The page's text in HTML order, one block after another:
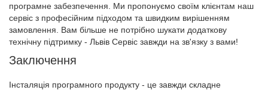
програмне забезпечення. Ми пропонуємо своїм клієнтам наш
сервіс з професійним підходом та швидким вирішенням
замовлення. Вам більше не потрібно шукати додаткову
технічну підтримку - Львів Сервіс завжди на зв'язку з вами!
Заключення
Інсталяція програмного продукту - це завжди складне